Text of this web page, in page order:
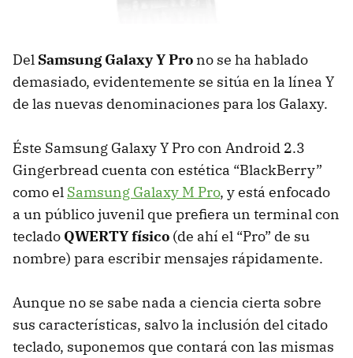
Del Samsung Galaxy Y Pro no se ha hablado
demasiado, evidentemente se sitúa en la línea Y
de las nuevas denominaciones para los Galaxy.
Éste Samsung Galaxy Y Pro con Android 2.3
Gingerbread cuenta con estética “BlackBerry”
como el Samsung Galaxy M Pro, y está enfocado
a un público juvenil que prefiera un terminal con
teclado QWERTYfísico (de ahí el “Pro” de su
nombre) para escribir mensajes rápidamente.
Aunque no se sabe nada a ciencia cierta sobre
sus características, salvo la inclusión del citado
teclado, suponemos que contará con las mismas